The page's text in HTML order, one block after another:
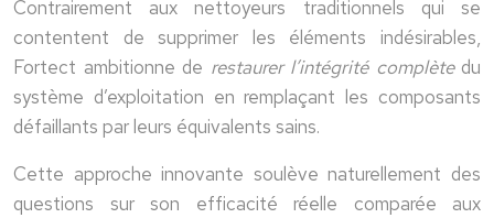
Contrairement aux nettoyeurs traditionnels qui se
contentent de supprimer les éléments indésirables,
Fortect ambitionne de restaurer l’intégrité complète du
système d’exploitation en remplaçant les composants
défaillants par leurs équivalents sains.
Cette approche innovante soulève naturellement des
questions sur son efficacité réelle comparée aux